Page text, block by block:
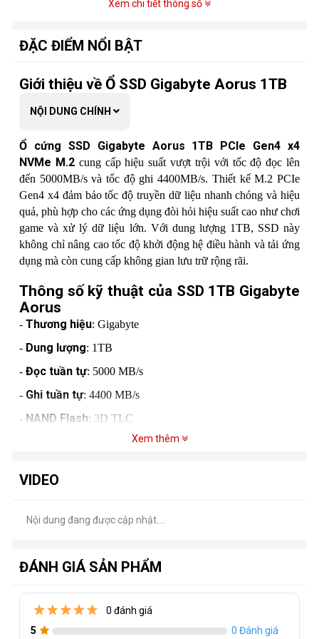
Xem chi tiết thông số
ĐẶC ĐIỂM NỔI BẬT
Giới thiệu về Ổ SSD Gigabyte Aorus 1TB
NỘI DUNG CHÍNH
Ổ cứng SSD Gigabyte Aorus 1TB PCIe Gen4 x4
NVMe M.2cung cấp hiệu suất vượt trội với tốc độ đọc lên
đến 5000MB/s và tốc độ ghi 4400MB/s. Thiết kế M.2 PCIe
Gen4 x4 đảm bảo tốc độ truyền dữ liệu nhanh chóng và hiệu
quả, phù hợp cho các ứng dụng đòi hỏi hiệu suất cao như chơi
game và xử lý dữ liệu lớn. Với dung lượng 1TB, SSD này
không chỉ nâng cao tốc độ khởi động hệ điều hành và tải ứng
dụng mà còn cung cấp không gian lưu trữ rộng rãi.
Thông số kỹ thuật của SSD 1TB Gigabyte
Aorus
- Thương hiệu: Gigabyte
- Dung lượng: 1TB
- Đọc tuần tự: 5000 MB/s
- Ghi tuần tự: 4400 MB/s
- NAND Flash: 3D TLC
: 750.000 IOPS
- Chuẩn giao tiếp
Điểm nổi bật của Ổ 1TB Giga Aorus
4400MB/s, cung cấp hiệu suất vượt trội cho các tác vụ nặng
và ứng dụng yêu cầu cao
Xem thêm
VIDEO
Nội dung đang được cập nhật....
ĐÁNH GIÁ SẢN PHẨM
0 đánh giá
5
0 Đánh giá